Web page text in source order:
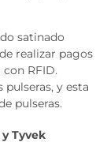
satinado
realizar pagos
RFID.
y esta
pulseras.
Tyvek